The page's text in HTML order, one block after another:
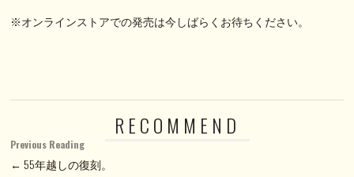
※オンラインストアでの発売は今しばらくお待ちください。
RECOMMEND
Previous Reading
← 55年越しの復刻。